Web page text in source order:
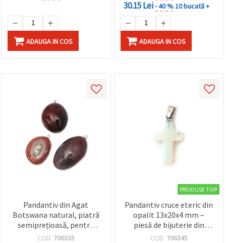
ADAUGA IN COS
30.15 Lei- 40 %10 bucată +
ADAUGA IN COS
Pandantiv din Agat
Botswana natural, piatră
semiprețioasă, pentru
bijuterii handmade DIY,
COD: 706335
PRODUSE TOP
Pandantiv cruce eteric din
opalit 13x20x4 mm –
piesă de bijuterie din
piatra lunii naturală
COD: 706345